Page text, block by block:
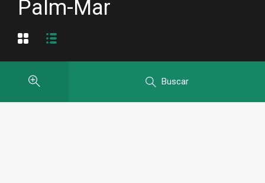
Palm-Mar
Buscar